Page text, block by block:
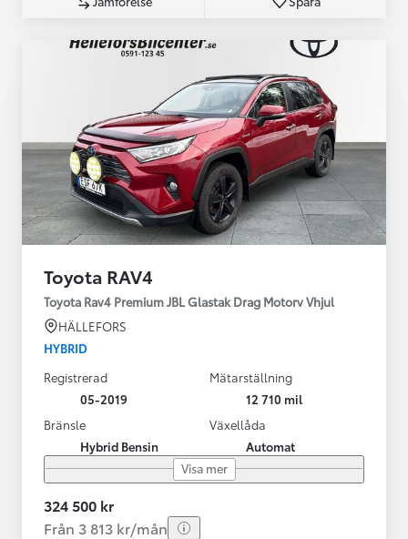
Toyota RAV4
Toyota Rav4 Premium JBL Glastak Drag Motorv Vhjul
HÄLLEFORS
HYBRID
Registrerad
05-2019
Mätarställning
12 710 mil
Bränsle
Hybrid Bensin
Växellåda
Automat
Visa mer
324 500 kr
Från 3 813 kr/mån